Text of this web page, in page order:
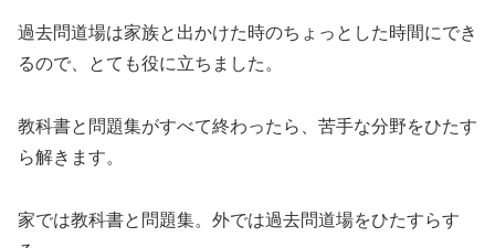
過去問道場は家族と出かけた時のちょっとした時間にでき
るので、とても役に立ちました。
教科書と問題集がすべて終わったら、苦手な分野をひたす
ら解きます。
家では教科書と問題集。外では過去問道場をひたすらす